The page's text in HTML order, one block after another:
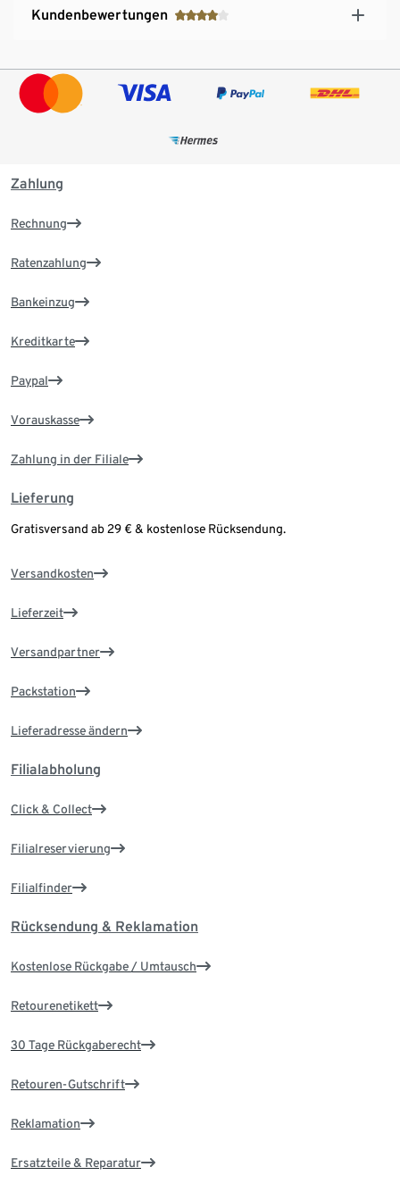
Kundenbewertungen
Zahlung
Rechnung
Ratenzahlung
Bankeinzug
Kreditkarte
Paypal
Vorauskasse
Zahlung in der Filiale
Lieferung
Gratisversand ab 29 € & kostenlose Rücksendung.
Versandkosten
Lieferzeit
Versandpartner
Packstation
Lieferadresse ändern
Filialabholung
Click & Collect
Filialreservierung
Filialfinder
Rücksendung & Reklamation
Kostenlose Rückgabe / Umtausch
Retourenetikett
30 Tage Rückgaberecht
Retouren-Gutschrift
Reklamation
Ersatzteile & Reparatur